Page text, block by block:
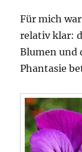
Für mich
relativ klar:
Blumen und
Phantasie